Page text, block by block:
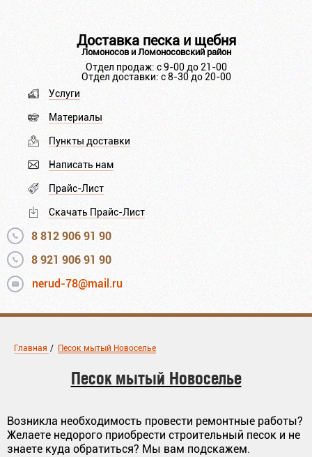
Доставка песка и щебня
Ломоносов и Ломоносовский район
Отдел продаж: с 9-00 до 21-00
Отдел доставки: с 8-30 до 20-00
Услуги
Материалы
Пункты доставки
Написать нам
Прайс-Лист
Скачать Прайс-Лист
8 812 906 91 90
8 921 906 91 90
nerud-78@mail.ru
Главная / Песок мытый Новоселье
Песок мытый Новоселье
Возникла необходимость провести ремонтные работы?
Желаете недорого приобрести строительный песок и не
знаете куда обратиться? Мы вам подскажем.